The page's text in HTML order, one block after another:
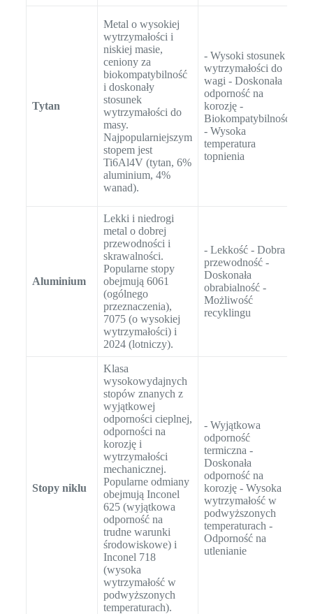
Tytan
Metal o wysokiej
wytrzymałości i
niskiej masie,
ceniony za
biokompatybilność
i doskonały
stosunek
wytrzymałości do
masy.
Najpopularniejszym
stopem jest
Ti6Al4V (tytan, 6%
aluminium, 4%
wanad).
- Wysoki stosunek
wytrzymałości do
wagi - Doskonała
odporność na
korozję -
Biokompatybilność
- Wysoka
temperatura
topnienia
Aluminium
Lekki i niedrogi
metal o dobrej
przewodności i
skrawalności.
Popularne stopy
obejmują 6061
(ogólnego
przeznaczenia),
7075 (o wysokiej
wytrzymałości) i
2024 (lotniczy).
- Lekkość - Dobra
przewodność -
Doskonała
obrabialność -
Możliwość
recyklingu
Stopy niklu
Klasa
wysokowydajnych
stopów znanych z
wyjątkowej
odporności cieplnej,
odporności na
korozję i
wytrzymałości
mechanicznej.
Popularne odmiany
obejmują Inconel
625 (wyjątkowa
odporność na
trudne warunki
środowiskowe) i
Inconel 718
(wysoka
wytrzymałość w
podwyższonych
temperaturach).
- Wyjątkowa
odporność
termiczna -
Doskonała
odporność na
korozję - Wysoka
wytrzymałość w
podwyższonych
temperaturach -
Odporność na
utlenianie